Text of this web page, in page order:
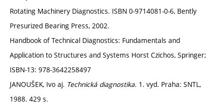
Rotating Machinery Diagnostics. ISBN 0-9714081-0-6, Bently
Presurized Bearing Press, 2002.
Handbook of Technical Diagnostics: Fundamentals and
Application to Structures and Systems Horst Czichos, Springer;
ISBN-13: 978-3642258497
JANOUŠEK, Ivo aj. Technická diagnostika. 1. vyd. Praha: SNTL,
1988. 429 s.